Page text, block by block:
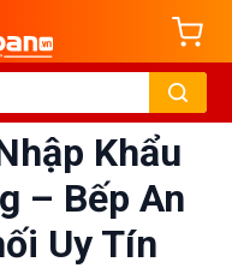
Khẩu
– Bếp An
Uy Tín